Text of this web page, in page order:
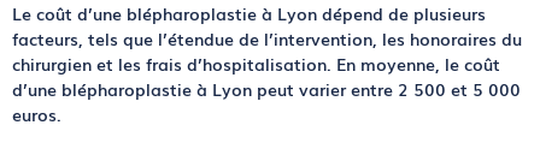
Le coût d’une blépharoplastie à Lyon dépend de plusieurs
facteurs, tels que l’étendue de l’intervention, les honoraires du
chirurgien et les frais d’hospitalisation. En moyenne, le coût
d’une blépharoplastie à Lyon peut varier entre 2 500 et 5 000
euros.